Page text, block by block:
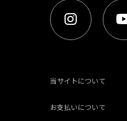
当サイトについて
お支払いについて